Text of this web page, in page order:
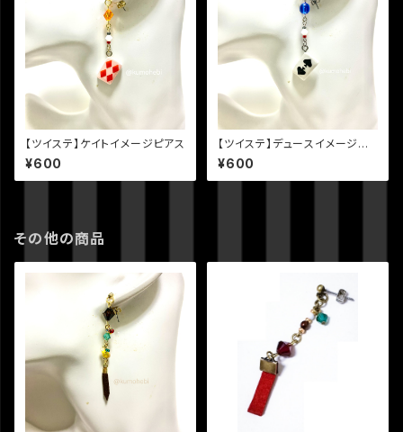
【ツイステ】ケイトイメージピアス
¥600
【ツイステ】デュースイメージピ
アス
¥600
その他の商品